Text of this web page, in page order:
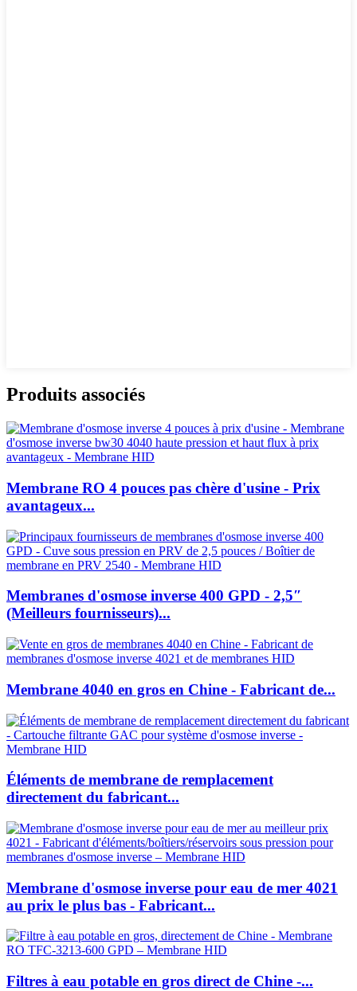
Produits associés
Membrane RO 4 pouces pas chère d'usine - Prix
avantageux...
Membranes d'osmose inverse 400 GPD - 2,5″
(Meilleurs fournisseurs)...
Membrane 4040 en gros en Chine - Fabricant de...
Éléments de membrane de remplacement
directement du fabricant...
Membrane d'osmose inverse pour eau de mer 4021
au prix le plus bas - Fabricant...
Filtres à eau potable en gros direct de Chine -...